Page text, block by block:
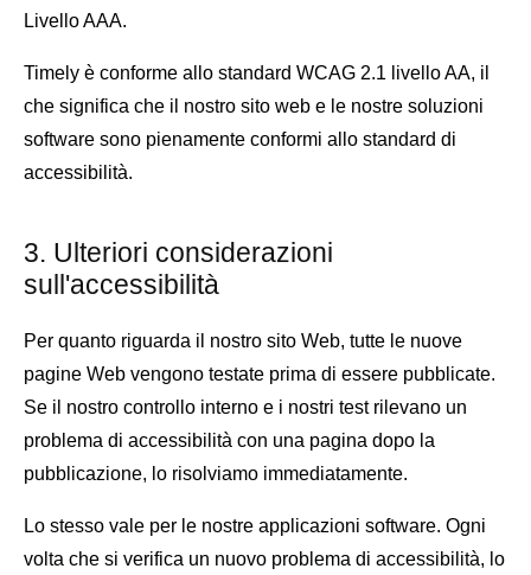
Livello AAA.
Timely è conforme allo standard WCAG 2.1 livello AA, il
che significa che il nostro sito web e le nostre soluzioni
software sono pienamente conformi allo standard di
accessibilità.
3. Ulteriori considerazioni
sull'accessibilità
Per quanto riguarda il nostro sito Web, tutte le nuove
pagine Web vengono testate prima di essere pubblicate.
Se il nostro controllo interno e i nostri test rilevano un
problema di accessibilità con una pagina dopo la
pubblicazione, lo risolviamo immediatamente.
Lo stesso vale per le nostre applicazioni software. Ogni
volta che si verifica un nuovo problema di accessibilità, lo